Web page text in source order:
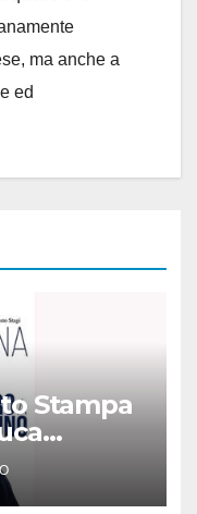
ma anche a
ed
Stampa
Sport